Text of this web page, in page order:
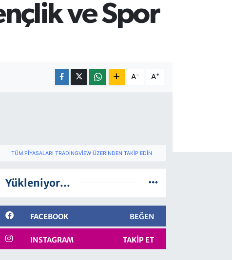
ve Spor
A- A+
TÜM PIYASALARI TRADINGVIEW ÜZERINDEN TAKIP EDIN
Yükleniyor...
FACEBOOK BEĞEN
INSTAGRAM TAKIP ET